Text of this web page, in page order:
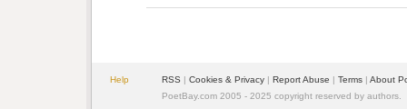
Help RSS | Cookies & Privacy | Report Abuse | Terms | About
PoetBay.com 2005 - 2025 copyright reserved by authors.